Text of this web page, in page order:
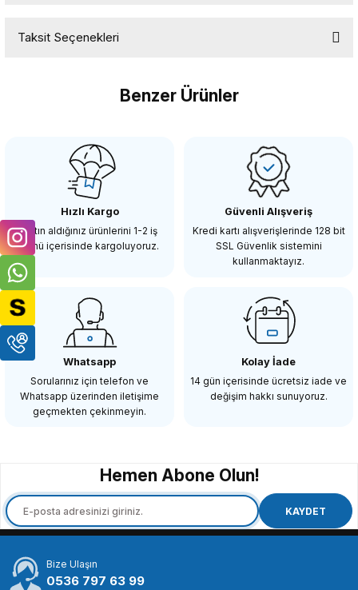
Yorum Yaz
Taksit Seçenekleri
Benzer Ürünler
Godox RFT-05 5in1 Reflektör Seti 80 cm Yuvarlak
878,86 TL
GODOX
Godox V860III-N Nikon Uyumlu Tepe Flaşı
12.428,86 TL
Godox SL260A Paraflaş Tripodu
1.648,94 TL
GODOX
Godox RC-A5 Kumanda
Hızlı Kargo
Satın aldığınız ürünlerini 1-2 iş
günü içerisinde kargoluyoruz.
Güvenli Alışveriş
Kredi kartı alışverişlerinde 128 bit
SSL Güvenlik sistemini
kullanmaktayız.
Whatsapp
Sorularınız için telefon ve
Whatsapp üzerinden iletişime
geçmekten çekinmeyin.
Kolay İade
14 gün içerisinde ücretsiz iade ve
değişim hakkı sunuyoruz.
Hemen Abone Olun!
KAYDET
Bize Ulaşın
0536 797 63 99